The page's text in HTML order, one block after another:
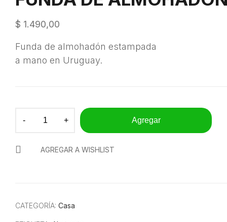
$ 1.490,00
Funda de almohadón estampada
a mano en Uruguay.
Agregar
AGREGAR A WISHLIST
CATEGORÍA: Casa